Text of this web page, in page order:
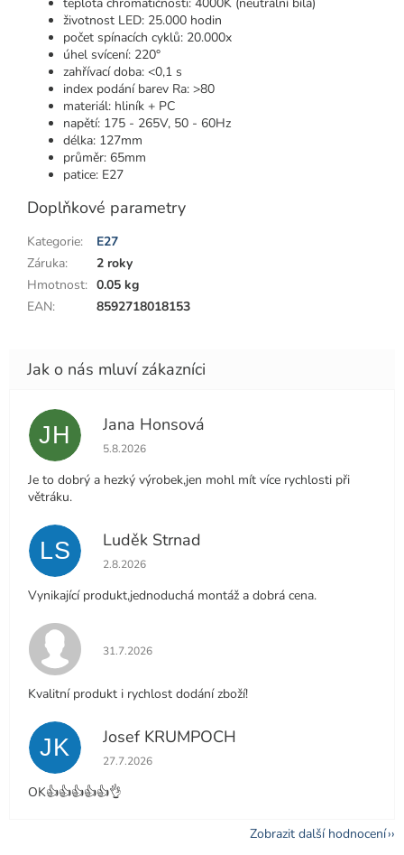
životnost LED: 25.000 hodin
počet spínacích cyklů: 20.000x
úhel svícení: 220°
zahřívací doba: <0,1 s
index podání barev Ra: >80
materiál: hliník + PC
napětí: 175 - 265V, 50 - 60Hz
délka: 127mm
průměr: 65mm
patice: E27
Doplňkové parametry
Kategorie:
E27
Záruka:
2 roky
Hmotnost: 0.05 kg
EAN: 8592718018153
JH Jana Honsová
Hodnocení obchodu je 5 z 5 hvězdiček.
5.8.2026
Je to dobrý a hezký výrobek,jen mohl mít více rychlosti při
větráku.
LS Luděk Strnad
Hodnocení obchodu je 5 z 5 hvězdiček.
2.8.2026
Vynikající produkt,jednoduchá montáž a dobrá cena.
Hodnocení obchodu je 5 z 5 hvězdiček.
31.7.2026
Kvalitní produkt i rychlost dodání zboží!
JK Josef KRUMPOCH
Hodnocení obchodu je 5 z 5 hvězdiček.
27.7.2026
OK👍👍👍👍👍👌
Zobrazit další hodnocení